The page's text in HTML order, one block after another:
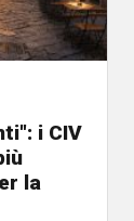
i CIV
la